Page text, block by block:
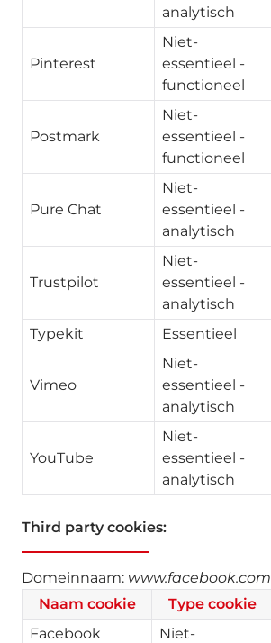
analytisch
Pinterest
Niet-
essentieel -
functioneel
Postmark
Niet-
essentieel -
functioneel
Pure Chat
Niet-
essentieel -
analytisch
Trustpilot
Niet-
essentieel -
analytisch
Typekit Essentieel
Vimeo
Niet-
essentieel -
analytisch
YouTube
Niet-
essentieel -
analytisch
Third party cookies:
Domeinnaam: www.facebook.com
Naam cookie
Type cookie
Facebook
Niet-